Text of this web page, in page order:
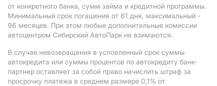
от конкретного банка, сумм займа и кредитной программы.
Минимальный срок погашения от 61 дня, максимальный -
96 месяцев. При этом любые дополнительные комиссии
автоцентром Сибирский АвтоПарк не взимаются.
В случае невозвращения в условленный срок суммы
автокредита или суммы процентов по автокредиту банк-
партнер оставляет за собой право начислить штраф за
просрочку платежа в среднем размере 0,1% от